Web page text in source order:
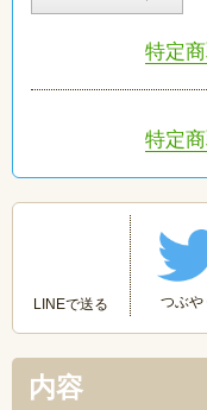
特定
特定
LINEで送る つぶや
内容